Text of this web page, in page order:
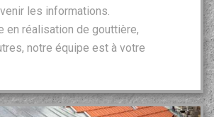
les informations.
en réalisation de gouttière,
notre équipe est à votre